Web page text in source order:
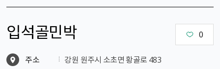
입석골민박 0
주소
강원 원주시 소초면 황골로 483